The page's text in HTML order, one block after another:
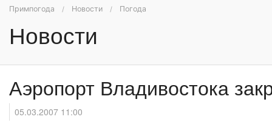
Примпогода Новости Погода
Новости
Аэропорт Владивостока
05.03.2007 11:00